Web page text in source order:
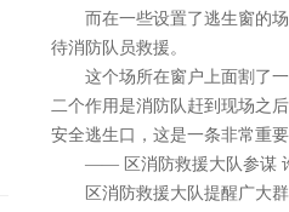
而在一些设置了逃生窗的场
待消防队员救援。
这个场所在窗户上面割了一
二个作用是消防队赶到现场之
安全逃生口，这是一条非常重要
—— 区消防救援大队参谋
区消防救援大队提醒广大群